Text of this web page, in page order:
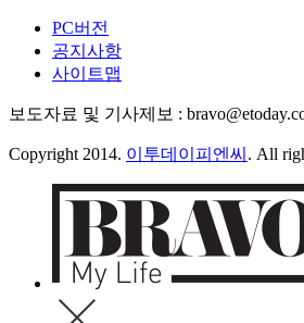
PC버전
공지사항
사이트맵
보도자료 및 기사제보 :
Copyright 2014. 이투데이피엔씨 . All